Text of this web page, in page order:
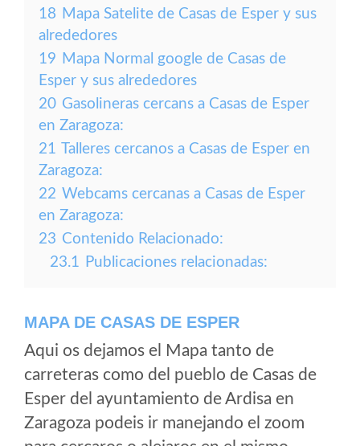
18 Mapa Satelite de Casas de Esper y sus
alrededores
19 Mapa Normal google de Casas de
Esper y sus alrededores
20 Gasolineras cercans a Casas de Esper
en Zaragoza:
21 Talleres cercanos a Casas de Esper en
Zaragoza:
22 Webcams cercanas a Casas de Esper
en Zaragoza:
23 Contenido Relacionado:
23.1 Publicaciones relacionadas:
MAPA DE CASAS DE ESPER
Aqui os dejamos el Mapa tanto de
carreteras como del pueblo de Casas de
Esper del ayuntamiento de Ardisa en
Zaragoza podeis ir manejando el zoom